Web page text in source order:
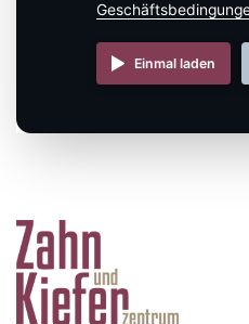
Einmal laden